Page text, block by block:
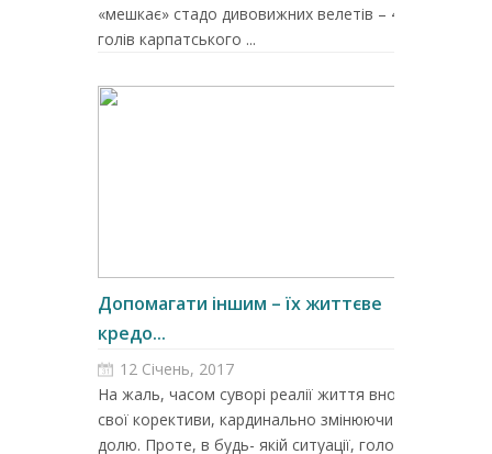
«мешкає» стадо дивовижних велетів – 40
голів карпатського ...
Допомагати іншим – їх життєве
кредо...
12 Січень, 2017
На жаль, часом суворі реалії життя вносять
свої корективи, кардинально змінюючи
долю. Проте, в будь- якій ситуації, головне